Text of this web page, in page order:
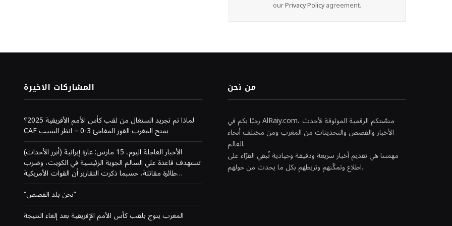
ourPrivacy Policyagreement.
المشاركات الاخيرة
لماذا تم تجريد السنغال من لقب كأس الأمم الأفريقية 2025؟
CAF يمنح المغرب الفوز المفاجئ 3-0 – انظر السبب
(أبرز الأحداث) الأخبار العاجلة اليوم، 15 مارس: غارة إيرانية
تستهدف قاعدة علي السالم الجوية الرئيسية في الكويت، وضرب
طائرة مقاتلة، حسبما ذكرت التقارير أن القوات الأمريكية…
“نحن بلد القصص”
المغرب يتوج بلقب كأس الأمم الإفريقية بعد إلغاء النتيجة
من نحن
رحبًا بكم في AlRaiy.com، منصّتكم الرقمية الموثوقة لأحدث
الأخبار والقصص والتحديثات من المغرب ومن مختلف أنحاء
العالم.
مهمتنا هي تقديم أخبار سريعة ودقيقة وحيادية تُبقي القرّاء على
اطلاع وتمكّنهم وتربطهم بكل ما يحدث من حولهم.